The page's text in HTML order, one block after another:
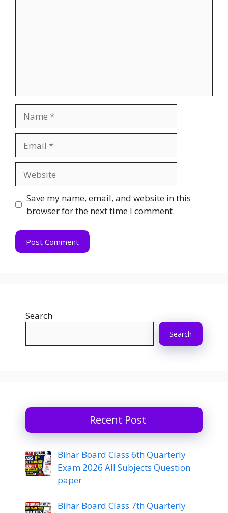
Save my name, email, and website in this
browser for the next time I comment.
Search
Search
Recent Post
Bihar Board Class 6th Quarterly
Exam 2026 All Subjects Question
paper
Bihar Board Class 7th Quarterly